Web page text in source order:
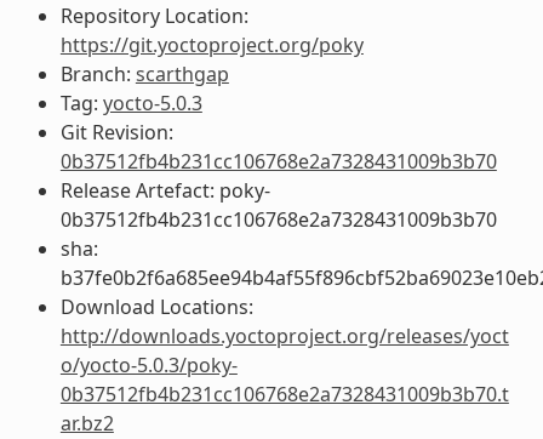
Repository Location:
https://git.yoctoproject.org/poky
Branch: scarthgap
Tag: yocto-5.0.3
Git Revision:
0b37512fb4b231cc106768e2a7328431009b3b70
Release Artefact: poky-
0b37512fb4b231cc106768e2a7328431009b3b70
sha:
Download Locations:
http://downloads.yoctoproject.org/releases/yoct
o/yocto-5.0.3/poky-
0b37512fb4b231cc106768e2a7328431009b3b70.t
ar.bz2